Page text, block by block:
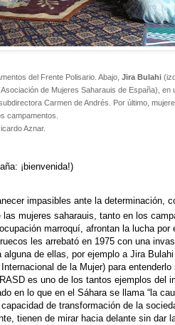
del Frente Polisario. Abajo, Jira Bulahi
de Mujeres Saharauis de España), en
Carmen de Andrés. Por último,
campamentos.
Aznar.
¡bienvenida!)
impasibles ante la determinación,
mujeres saharauis, tanto en los
marroquí, afrontan la lucha por
les arrebató en 1975 con una
alguna de ellas, por ejemplo a Jira
de la Mujer) para entenderlo
es uno de los tantos ejemplos del
en lo que en el Sáhara se llama “la
de transformación de la
tienen de mirar hacia delante sin dar